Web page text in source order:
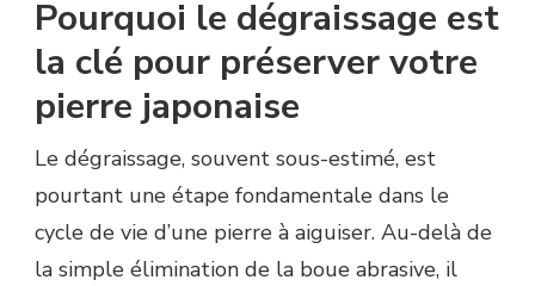
Pourquoi le dégraissage est
la clé pour préserver votre
pierre japonaise
Le dégraissage, souvent sous-estimé, est
pourtant une étape fondamentale dans le
cycle de vie d’une pierre à aiguiser. Au-delà de
la simple élimination de la boue abrasive, il